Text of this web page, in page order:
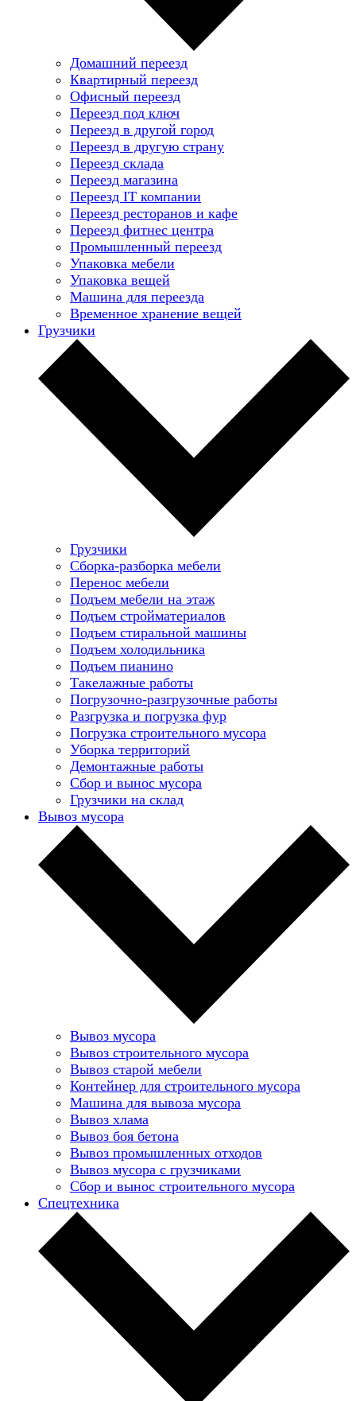
Домашний переезд
Квартирный переезд
Офисный переезд
Переезд под ключ
Переезд в другой город
Переезд в другую страну
Переезд склада
Переезд магазина
Переезд IT компании
Переезд ресторанов и кафе
Переезд фитнес центра
Промышленный переезд
Упаковка мебели
Упаковка вещей
Машина для переезда
Временное хранение вещей
Грузчики
Грузчики
Сборка-разборка мебели
Перенос мебели
Подъем мебели на этаж
Подъем стройматериалов
Подъем стиральной машины
Подъем холодильника
Подъем пианино
Такелажные работы
Погрузочно-разгрузочные работы
Разгрузка и погрузка фур
Погрузка строительного мусора
Уборка территорий
Демонтажные работы
Сбор и вынос мусора
Грузчики на склад
Вывоз мусора
Вывоз мусора
Вывоз строительного мусора
Вывоз старой мебели
Контейнер для строительного мусора
Машина для вывоза мусора
Вывоз хлама
Вывоз боя бетона
Вывоз промышленных отходов
Вывоз мусора с грузчиками
Сбор и вынос строительного мусора
Спецтехника